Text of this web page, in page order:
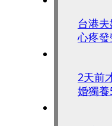
台港
心疼
2天前
婚獨